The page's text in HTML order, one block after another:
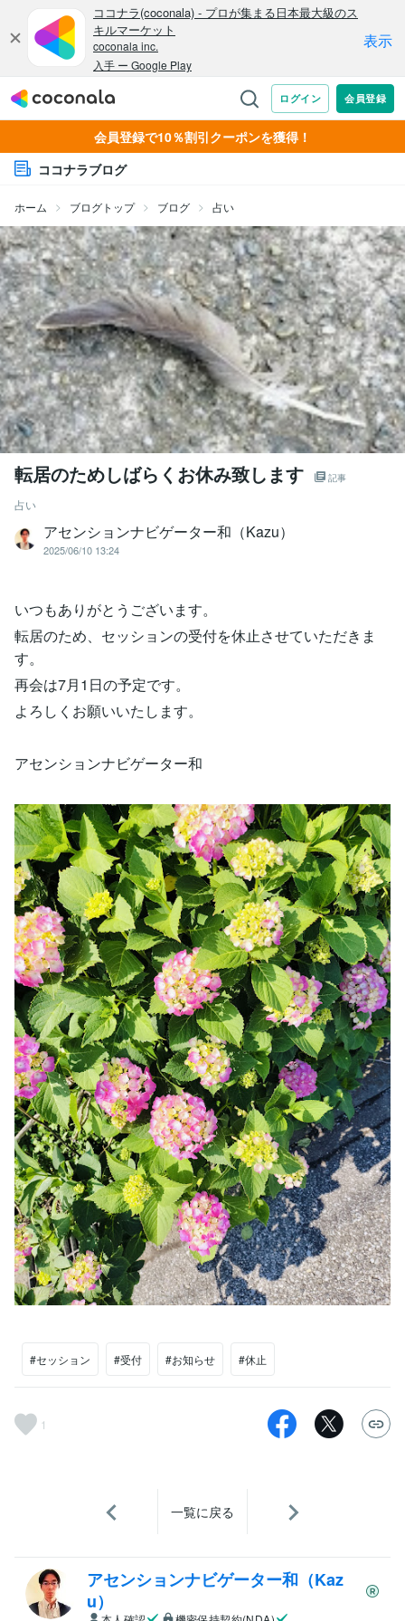
会員登録で10％割引クーポンを獲得！
ココナラブログ
ホーム ブログトップ ブログ 占い
転居のためしばらくお休み致します 記事
占い
アセンションナビゲーター和（Kazu）
2025/06/10 13:24
いつもありがとうございます。
転居のため、セッションの受付を休止させていただきま
す。
再会は7月1日の予定です。
よろしくお願いいたします。
アセンションナビゲーター和
#セッション #受付 #お知らせ #休止
1
一覧に戻る
アセンションナビゲーター和（Kaz
u）